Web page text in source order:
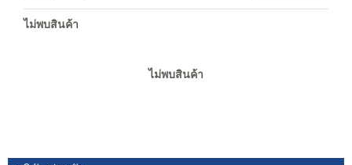
ไม่พบสินค้า
ไม่พบสินค้า